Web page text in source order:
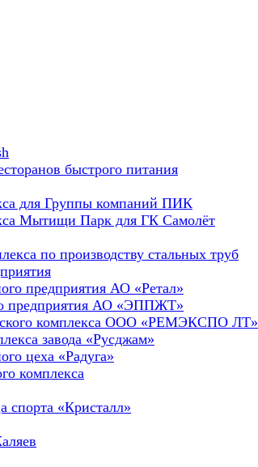
быстрого питания
для Группы компаний ПИК
Мытищи Парк для ГК Самолёт
по производству стальных труб
предприятия АО «Ретал»
предприятия АО «ЭППЖТ»
комплекса ООО «РЕМЭКСПО ЛТ»
завода «Русджам»
цеха «Радуга»
комплекса
спорта «Кристалл»